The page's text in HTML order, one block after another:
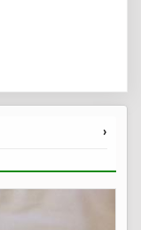
›